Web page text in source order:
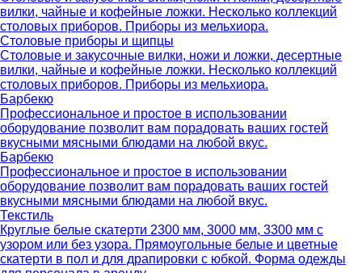
вилки, чайные и кофейные ложки. Несколько коллекций
столовых приборов. Приборы из мельхиора.
Столовые приборы и щипцы
Столовые и закусочные вилки, ножи и ложки, десертные
вилки, чайные и кофейные ложки. Несколько коллекций
столовых приборов. Приборы из мельхиора.
Барбекю
Профессиональное и простое в использовании
оборудование позволит вам порадовать ваших гостей
вкусными мясными блюдами на любой вкус.
Барбекю
Профессиональное и простое в использовании
оборудование позволит вам порадовать ваших гостей
вкусными мясными блюдами на любой вкус.
Текстиль
Круглые белые скатерти 2300 мм, 3000 мм, 3300 мм с
узором или без узора. Прямоугольные белые и цветные
скатерти в пол и для драпировки с юбкой. Форма одежды